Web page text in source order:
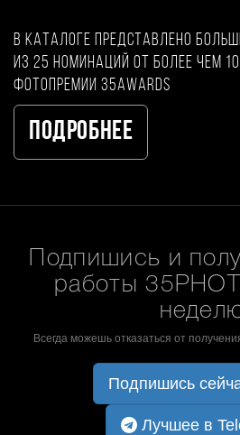
В каталоге представлено
из 25 номинаций от более чем
фотопремии 35AWARDS
Подробнее
Подпишись и
работы
Всегда можешь отказаться от
Подпишись
Лучшее в